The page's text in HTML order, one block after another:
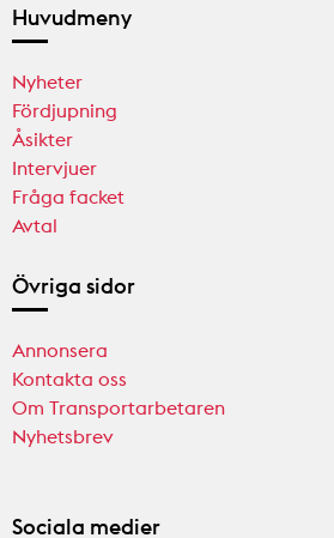
Huvudmeny
Nyheter
Fördjupning
Åsikter
Intervjuer
Fråga facket
Avtal
Övriga sidor
Annonsera
Kontakta oss
Om Transportarbetaren
Nyhetsbrev
Sociala medier